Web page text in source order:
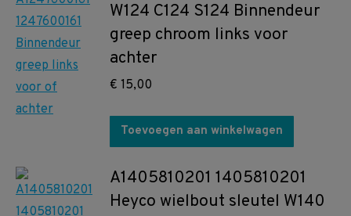
W124 C124 S124 Binnendeur
greep chroom links voor
achter
€ 15,00
Toevoegen aan winkelwagen
A1405810201 1405810201
Heyco wielbout sleutel W140